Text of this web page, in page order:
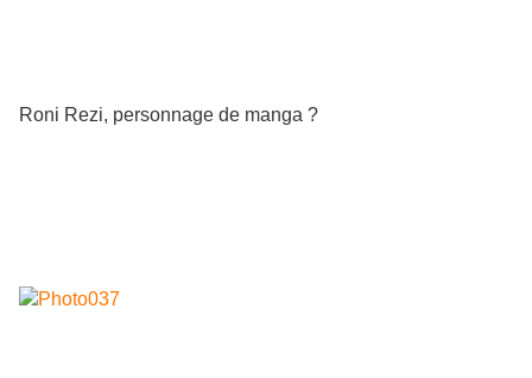
Roni Rezi, personnage de manga ?